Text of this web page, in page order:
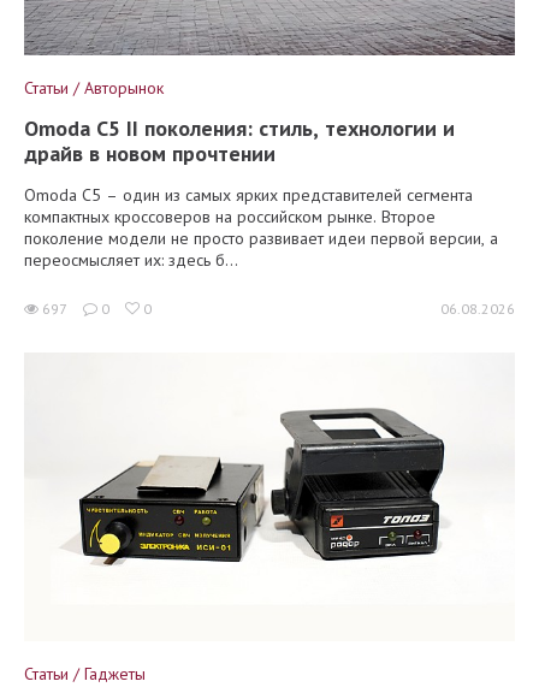
Статьи / Авторынок
Omoda C5 II поколения: стиль, технологии и
драйв в новом прочтении
Omoda C5 – один из самых ярких представителей сегмента
компактных кроссоверов на российском рынке. Второе
поколение модели не просто развивает идеи первой версии, а
переосмысляет их: здесь б...
697 0 0 06.08.2026
Статьи / Гаджеты